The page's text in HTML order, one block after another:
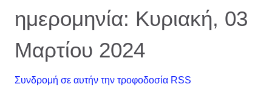
ημερομηνία: Κυριακή, 03
Μαρτίου 2024
Συνδρομή σε αυτήν την τροφοδοσία RSS